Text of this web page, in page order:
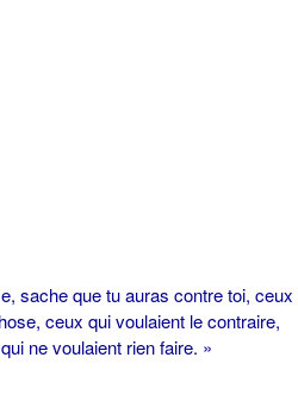
sache que tu auras contre toi, ceux
ceux qui voulaient le contraire,
ne voulaient rien faire. »